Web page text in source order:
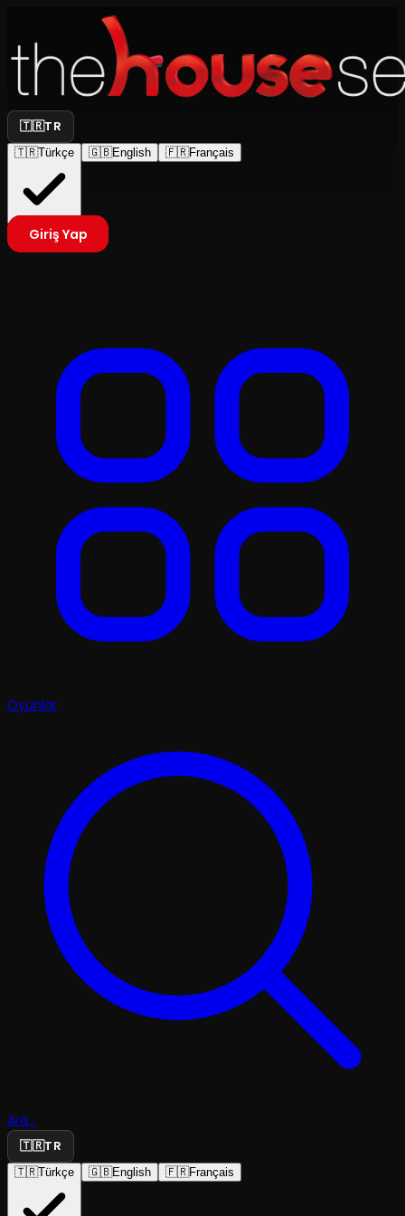
🇹🇷TR
🇹🇷Türkçe 🇬🇧English 🇫🇷Français
Giriş Yap
Oyunlar
Ara...
🇹🇷TR
🇹🇷Türkçe 🇬🇧English 🇫🇷Français